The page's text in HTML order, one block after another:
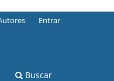
Buscar
Entrar